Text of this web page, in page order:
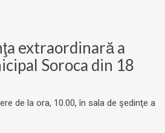
extraordinară a
Soroca din 18
de la ora, 10.00, în sala de şedinţe a